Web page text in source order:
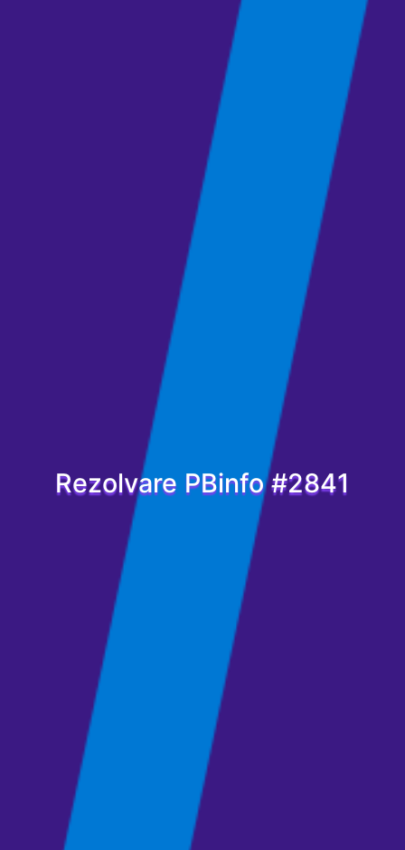
Rezolvare PBinfo #2841